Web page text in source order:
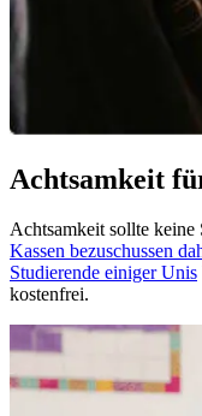
Achtsamkeit
Achtsamkeit sollte keine
Kassen bezuschussen
Studierende einiger Unis
kostenfrei.